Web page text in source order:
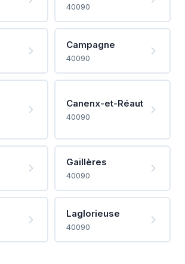
40090
Campagne
40090
Canenx-et-Réaut
40090
Gaillères
40090
Laglorieuse
40090